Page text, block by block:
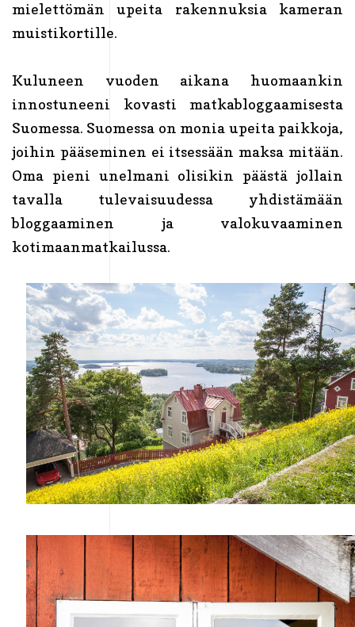
mielettömän upeita rakennuksia kameran
muistikortille.
Kuluneen vuoden aikana huomaankin
innostuneeni kovasti matkabloggaamisesta
Suomessa. Suomessa on monia upeita paikkoja,
joihin pääseminen ei itsessään maksa mitään.
Oma pieni unelmani olisikin päästä jollain
tavalla tulevaisuudessa yhdistämään
bloggaaminen ja valokuvaaminen
kotimaanmatkailussa.